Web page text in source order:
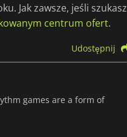
Jak zawsze, jeśli szukasz
centrum ofert.
Udostępnij
games are a form of